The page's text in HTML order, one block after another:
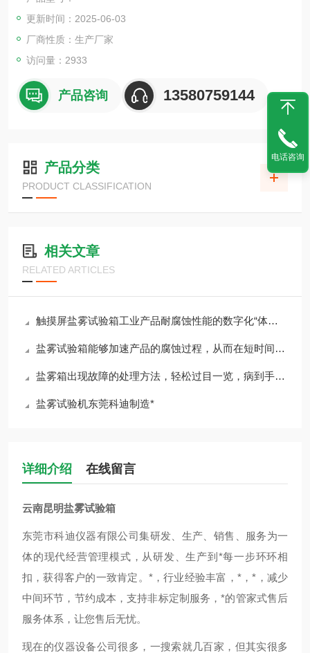
更新时间：2025-06-03
厂商性质：生产厂家
访问量：2933
产品咨询 13580759144
产品分类
PRODUCT CLASSIFICATION
相关文章
RELATED ARTICLES
触摸屏盐雾试验箱工业产品耐腐蚀性能的数字化“体检官”
盐雾试验箱能够加速产品的腐蚀过程，从而在短时间内评估其耐腐蚀性能力
盐雾箱出现故障的处理方法，轻松过目一览，病到手上自然就好
盐雾试验机东莞科迪制造*
详细介绍 在线留言
云南昆明盐雾试验箱
东莞市科迪仪器有限公司集研发、生产、销售、服务为一
体的现代经营管理模式，从研发、生产到*每一步环环相
扣，获得客户的一致肯定。*，行业经验丰富，*，*，减少
中间环节，节约成本，支持非标定制服务，*的管家式售后
服务体系，让您售后无忧。
现在的仪器设备公司很多，一搜索就几百家，但其实很多
电话咨询